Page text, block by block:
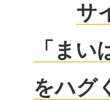
サ
「ま
をハグ